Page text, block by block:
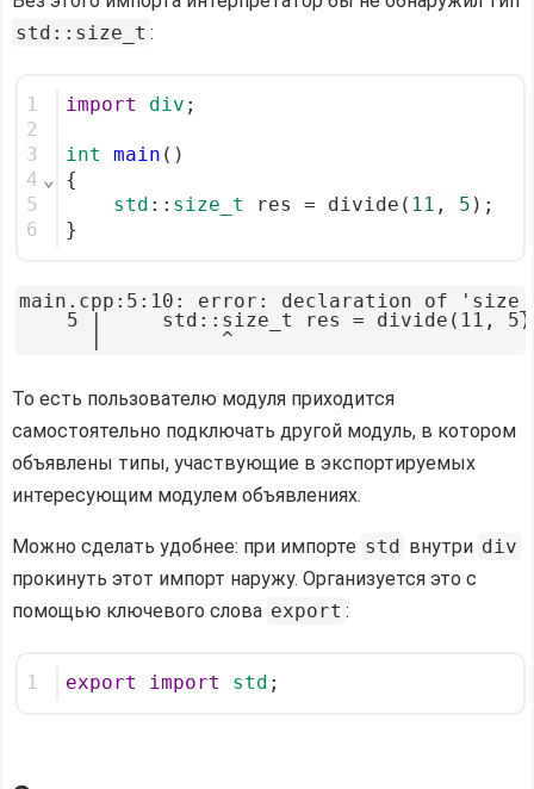
std::size_t :
1
2
3
4
5
6
⌄
import div ;
int main ()
{
std :: size_t res = divide( 11 , 5 );
}
main.cpp:5:10: error: declaration of
5 |     std::size_t res = divide(11,
То есть пользователю модуля приходится
самостоятельно подключать другой модуль, в котором
объявлены типы, участвующие в экспортируемых
интересующим модулем объявлениях.
Можно сделать удобнее: при импорте std внутри div
прокинуть этот импорт наружу. Организуется это с
помощью ключевого слова export :
1 export import std ;